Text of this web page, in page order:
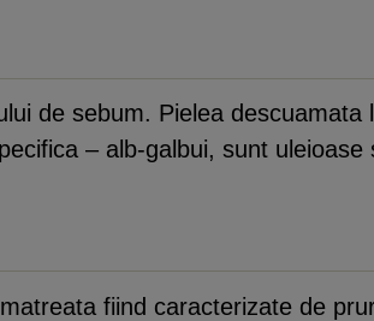
de sebum. Pielea descuamata
– alb-galbui, sunt uleioase
fiind caracterizate de